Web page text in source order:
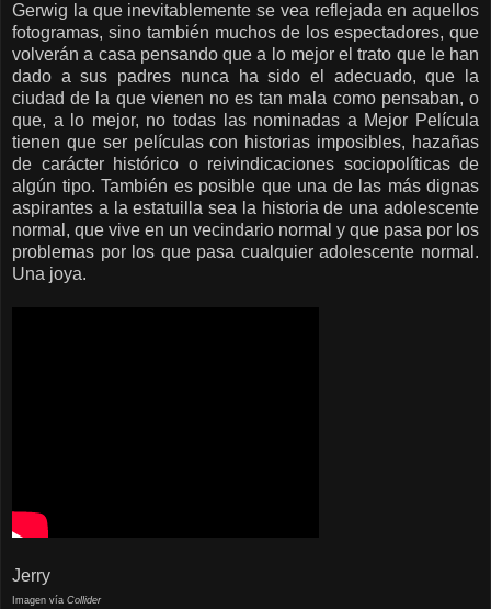
Gerwig la que inevitablemente se vea reflejada en aquellos
fotogramas, sino también muchos de los espectadores, que
volverán a casa pensando que a lo mejor el trato que le han
dado a sus padres nunca ha sido el adecuado, que la
ciudad de la que vienen no es tan mala como pensaban, o
que, a lo mejor, no todas las nominadas a Mejor Película
tienen que ser películas con historias imposibles, hazañas
de carácter histórico o reivindicaciones sociopolíticas de
algún tipo. También es posible que una de las más dignas
aspirantes a la estatuilla sea la historia de una adolescente
normal, que vive en un vecindario normal y que pasa por los
problemas por los que pasa cualquier adolescente normal.
Una joya.
Jerry
Imagen vía Collider